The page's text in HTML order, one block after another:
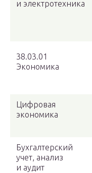
и электротехника
38.03.01
Экономика
Цифровая
экономика
Бухгалтерский
учет, анализ
и аудит